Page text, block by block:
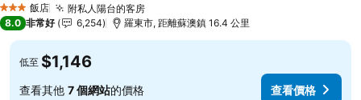
3 星級 飯店 附私人陽台的客房查看價格
8.0 非常好 6,254 羅東市, 距離蘇澳鎮 16.4 公里
低至 $1,146
查看其他 7 個網站的價格 查看價格